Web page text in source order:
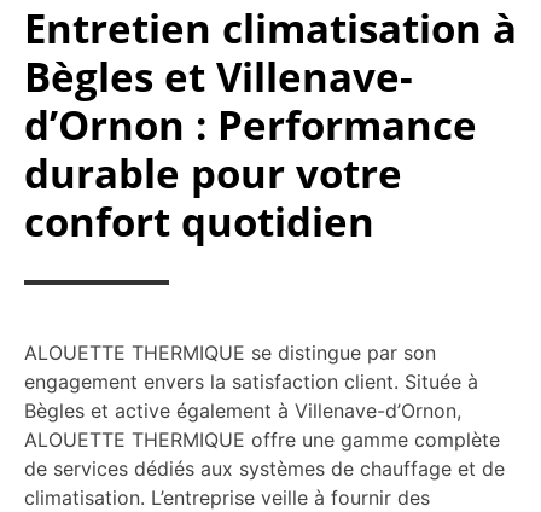
Entretien climatisation à
Bègles et Villenave-
d’Ornon : Performance
durable pour votre
confort quotidien
ALOUETTE THERMIQUE se distingue par son
engagement envers la satisfaction client. Située à
Bègles et active également à Villenave-d’Ornon,
ALOUETTE THERMIQUE offre une gamme complète
de services dédiés aux systèmes de chauffage et de
climatisation. L’entreprise veille à fournir des